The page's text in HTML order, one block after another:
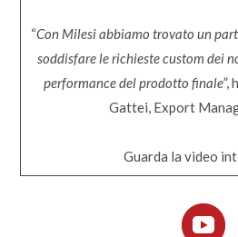
“Con Milesi abbiamo trovato un
soddisfare le richieste custom dei
performance del prodotto finale”,
Gattei, Export
Guarda la video